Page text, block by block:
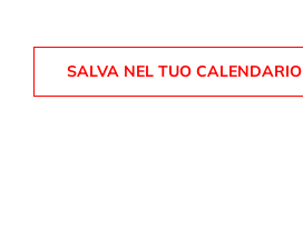
SALVA NEL TUO CALENDARIO